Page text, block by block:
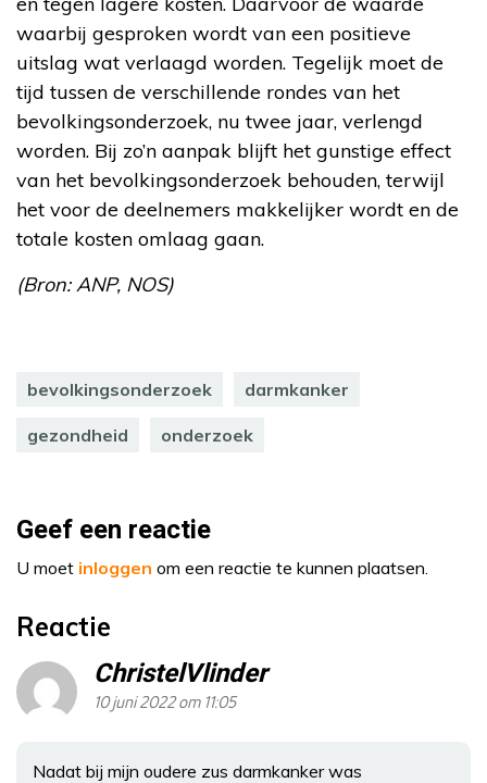
waarbij gesproken wordt van een positieve
uitslag wat verlaagd worden. Tegelijk moet de
tijd tussen de verschillende rondes van het
bevolkingsonderzoek, nu twee jaar, verlengd
worden. Bij zo’n aanpak blijft het gunstige effect
van het bevolkingsonderzoek behouden, terwijl
het voor de deelnemers makkelijker wordt en de
totale kosten omlaag gaan.
(Bron: ANP, NOS)
bevolkingsonderzoek darmkanker
gezondheid onderzoek
Geef een reactie
U moet inloggen om een reactie te kunnen plaatsen.
Reactie
ChristelVlinder
10 juni 2022 om 11:05
Nadat bij mijn oudere zus darmkanker was